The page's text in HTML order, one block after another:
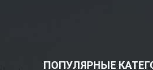
ПОПУЛЯРНЫЕ